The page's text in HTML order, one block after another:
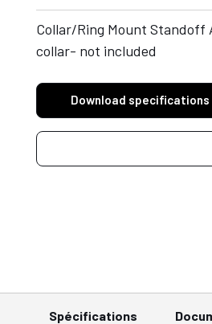
Collar/Ring Mount Standoff
collar- not included
Download specifications
Spécifications